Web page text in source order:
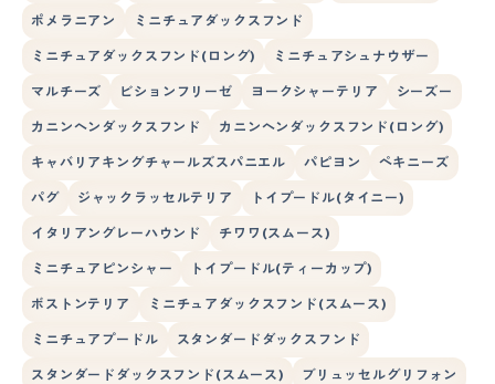
ポメラニアン ミニチュアダックスフンド
ミニチュアダックスフンド(ロング) ミニチュアシュナウザー
マルチーズ ビションフリーゼ ヨークシャーテリア シーズー
カニンヘンダックスフンド カニンヘンダックスフンド(ロング)
キャバリアキングチャールズスパニエル パピヨン ペキニーズ
パグ ジャックラッセルテリア トイプードル(タイニー)
イタリアングレーハウンド チワワ(スムース)
ミニチュアピンシャー トイプードル(ティーカップ)
ボストンテリア ミニチュアダックスフンド(スムース)
ミニチュアプードル スタンダードダックスフンド
スタンダードダックスフンド(スムース) ブリュッセルグリフォン